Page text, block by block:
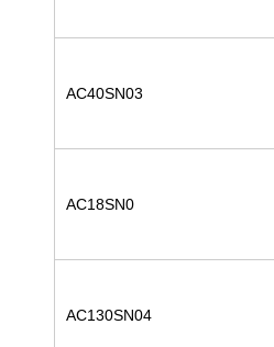
AC40SN03
AC18SN0
AC130SN04